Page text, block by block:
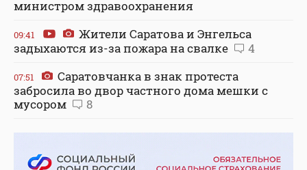
министром здравоохранения
09:41
Жители Саратова и Энгельса
задыхаются из-за пожара на свалке
4
07:51
Саратовчанка в знак протеста
забросила во двор частного дома мешки с
мусором
8